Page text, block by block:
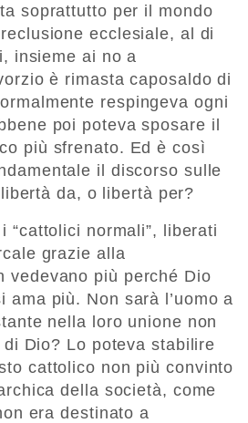
soprattutto per il mondo
ecclesiale, al di
insieme ai no a
è rimasta caposaldo di
respingeva ogni
poi poteva sposare il
più sfrenato. Ed è così
il discorso sulle
da, o libertà per?
“cattolici normali”, liberati
grazie alla
vedevano più perché Dio
ama più. Non sarà l’uomo a
nella loro unione non
Dio? Lo poteva stabilire
cattolico non più convinto
della società, come
era destinato a